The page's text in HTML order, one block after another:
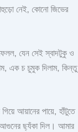
নেই, কোনো জিভের
যেন সেই স্বাদটুকু ও
এক চ চুমুক দিলাম, কিন্তু
আয়ানের পায়ে, হাঁটুতে
আগুনের ছ্যঁকা দিল। আমার